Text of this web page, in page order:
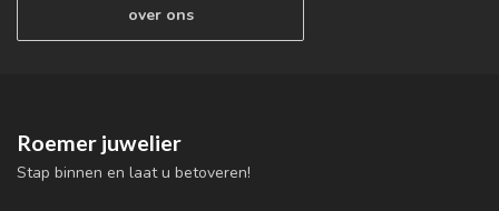
over ons
Roemer juwelier
Stap binnen en laat u betoveren!